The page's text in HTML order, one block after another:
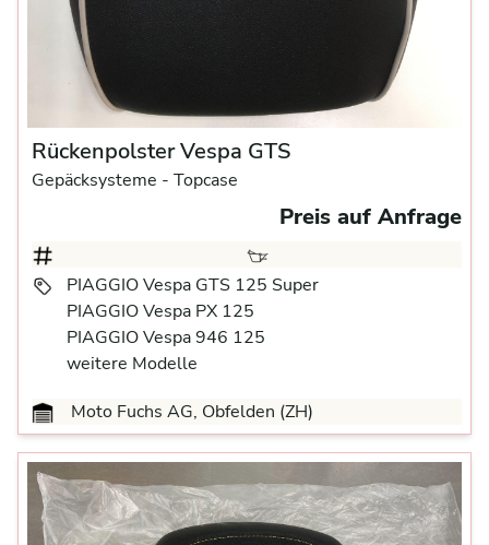
Rückenpolster Vespa GTS
Gepäcksysteme - Topcase
Preis auf Anfrage
PIAGGIO Vespa GTS 125 Super
PIAGGIO Vespa PX 125
PIAGGIO Vespa 946 125
weitere Modelle
Moto Fuchs AG, Obfelden (ZH)